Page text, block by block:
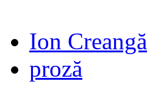
Ion Creangă
proză